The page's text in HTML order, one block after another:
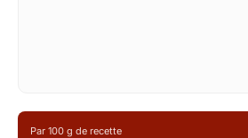
Par 100 g de recette